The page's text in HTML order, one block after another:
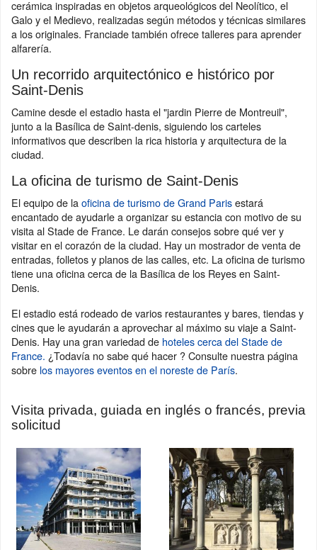
cerámica inspiradas en objetos arqueológicos del Neolítico, el
Galo y el Medievo, realizadas según métodos y técnicas similares
a los originales. Franciade también ofrece talleres para aprender
alfarería.
Un recorrido arquitectónico e histórico por
Saint-Denis
Camine desde el estadio hasta el "jardin Pierre de Montreuil",
junto a la Basílica de Saint-denis, siguiendo los carteles
informativos que describen la rica historia y arquitectura de la
ciudad.
La oficina de turismo de Saint-Denis
El equipo de laoficina de turismo de Grand Parisestará
encantado de ayudarle a organizar su estancia con motivo de su
visita al Stade de France. Le darán consejos sobre qué ver y
visitar en el corazón de la ciudad. Hay un mostrador de venta de
entradas, folletos y planos de las calles, etc. La oficina de turismo
tiene una oficina cerca de la Basílica de los Reyes en Saint-
Denis.
El estadio está rodeado de varios restaurantes y bares, tiendas y
cines que le ayudarán a aprovechar al máximo su viaje a Saint-
Denis. Hay una gran variedad de hoteles cerca del Stade de
France. ¿Todavía no sabe qué hacer ? Consulte nuestra página
sobre los mayores eventos en el noreste de París.
Visita privada, guiada en inglés o francés, previa
solicitud